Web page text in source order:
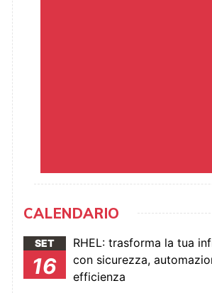
CALENDARIO
SET
16
RHEL: trasforma la tua
con sicurezza,
efficienza